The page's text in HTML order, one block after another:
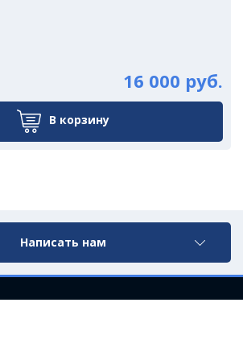
16 000 руб.
В корзину
Написать нам